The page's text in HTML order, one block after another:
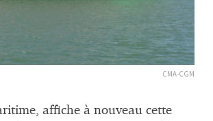
CMA-CGM
affiche à nouveau cette